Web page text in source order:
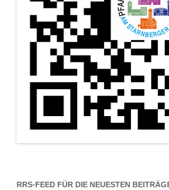
RRS-FEED FÜR DIE NEUESTEN